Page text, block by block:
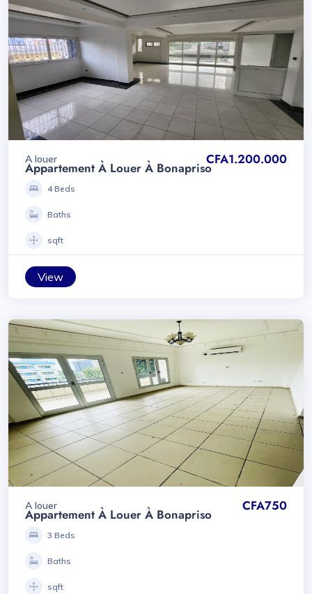
A louer CFA1.200.000
Appartement À Louer À Bonapriso
4 Beds
Baths
sqft
View
A louer CFA750
Appartement À Louer À Bonapriso
3 Beds
Baths
sqft